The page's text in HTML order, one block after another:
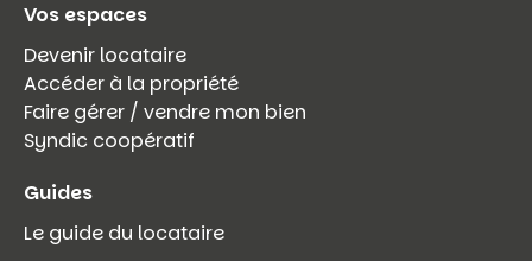
Vos espaces
Devenir locataire
Accéder à la propriété
Faire gérer / vendre mon bien
Syndic coopératif
Guides
Le guide du locataire